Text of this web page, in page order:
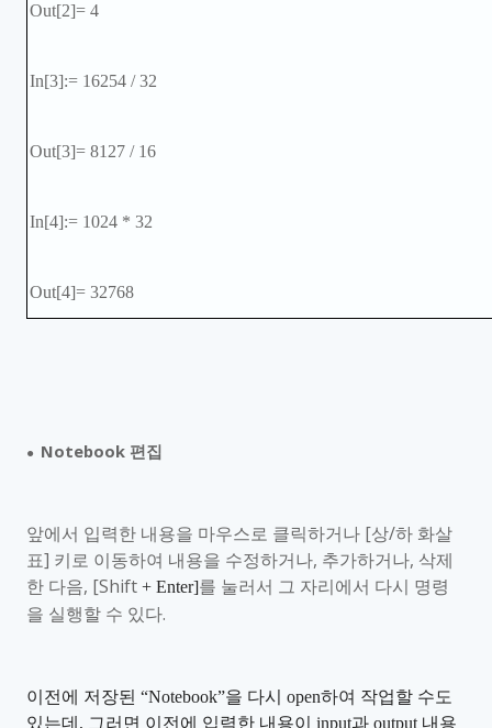
Out[2]= 4
In[3]:= 16254 / 32
Out[3]= 8127 / 16
In[4]:= 1024 * 32
Out[4]= 32768
● Notebook 편집
앞에서 입력한 내용을 마우스로 클릭하거나 [상/하 화살
표] 키로 이동하여 내용을 수정하거나, 추가하거나, 삭제
한 다음, [Shift+ Enter]를 눌러서 그 자리에서 다시 명령
을 실행할 수 있다.
이전에 저장된“Notebook”을 다시 open하여 작업할 수도
있는데 , 그러면 이전에 입력한 내용이 input과output 내용